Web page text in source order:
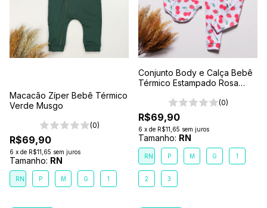
Macacão Zíper Bebê Térmico
Verde Musgo
(0)
R$69,90
6 x de R$11,65 sem juros
Tamanho: RN
RN P M G 1
Conjunto Body e Calça Bebê
Térmico Estampado Rosa
(0)
R$69,90
6 x de R$11,65 sem juros
Tamanho: RN
RN P M G 1
2 3